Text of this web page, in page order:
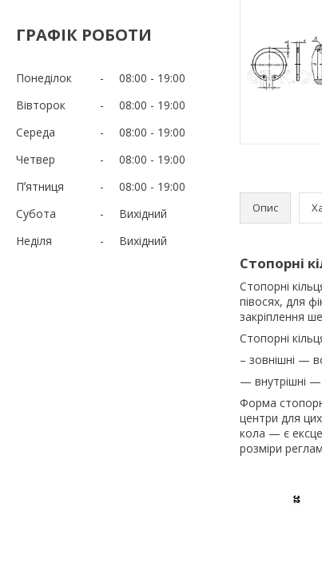
ГРАФІК РОБОТИ
Понеділок 08:00
19:00
Вівторок
08:00
19:00
Середа
08:00
19:00
Четвер
08:00
19:00
Пʼятниця
08:00
19:00
Субота
Вихідний
Неділя
Вихідний
Опис
Стопорні
Стопорні
півосях, для
закріплення
Стопорні
– зовнішні —
— внутрішні
Форма
центри для
кола — є
розміри